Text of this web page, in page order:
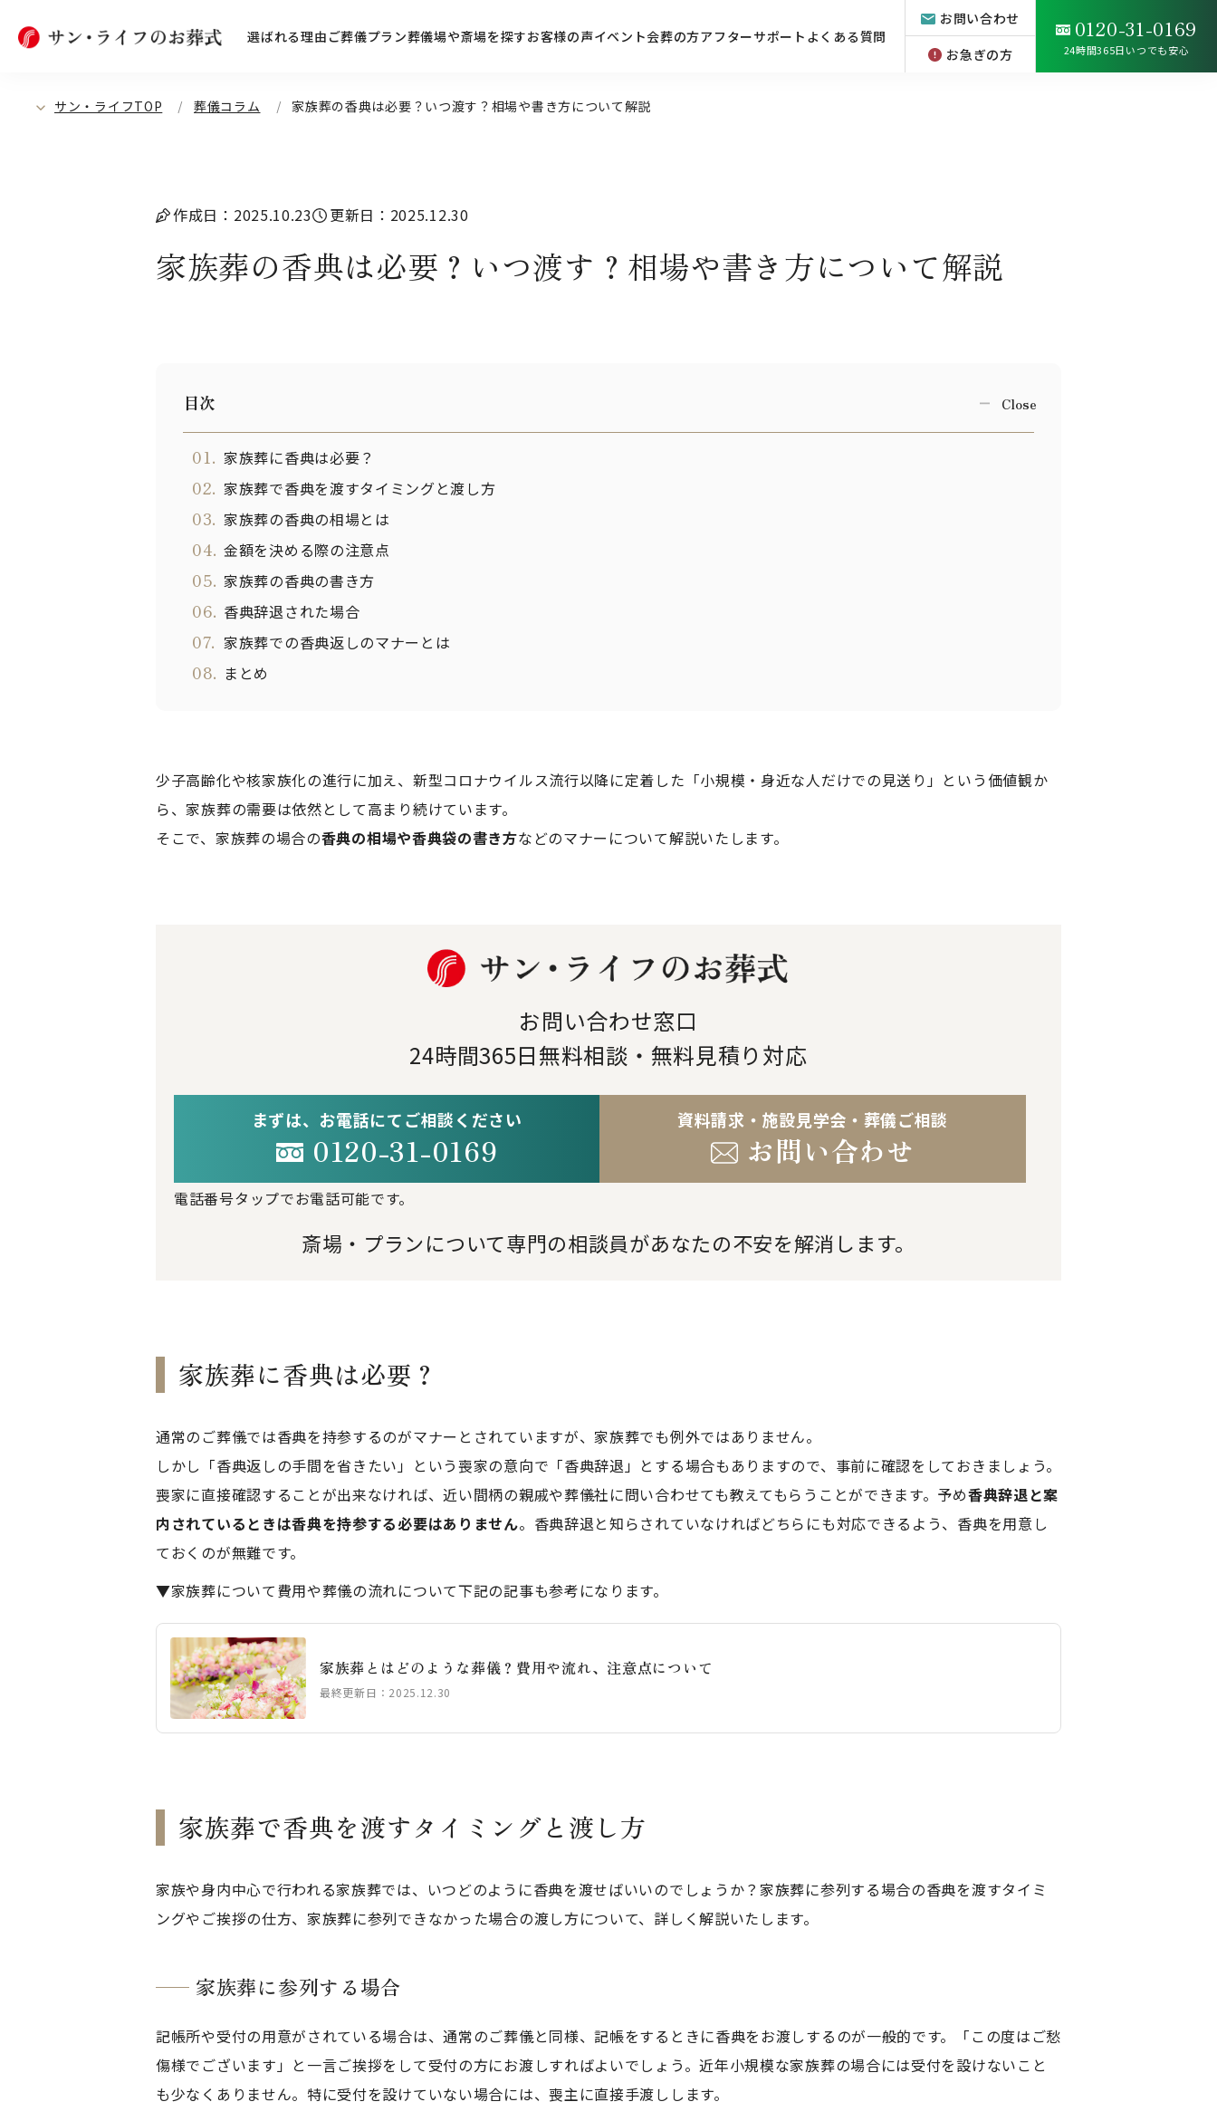
選ばれる理由 ご葬儀プラン葬儀場や斎場を探すお客様の声イベント会葬の方アフターサポート よくある質問
お問い合わせ
お急ぎの方
0120-31-0169
24時間365日いつでも安心
サン・ライフTOP 葬儀コラム 家族葬の香典は必要？いつ渡す？相場や書き方について解説
作成日：2025.10.23 更新日：2025.12.30
家族葬の香典は必要？いつ渡す？相場や書き方について解説
目次
01. 家族葬に香典は必要？
02. 家族葬で香典を渡すタイミングと渡し方
03. 家族葬の香典の相場とは
04. 金額を決める際の注意点
05. 家族葬の香典の書き方
06. 香典辞退された場合
07. 家族葬での香典返しのマナーとは
08. まとめ
少子高齢化や核家族化の進行に加え、新型コロナウイルス流行以降に定着した「小規模・身近な人だけでの見送り」という価値観か
ら、家族葬の需要は依然として高まり続けています。
そこで、家族葬の場合の香典の相場や香典袋の書き方などのマナーについて解説いたします。
お問い合わせ窓口
24時間365日無料相談・無料見積り対応
まずは、お電話にてご相談ください
0120-31-0169
電話番号タップでお電話可能です。
資料請求・施設見学会・葬儀ご相談
お問い合わせ
斎場・プランについて専門の相談員があなたの不安を解消します。
家族葬に香典は必要？
通常のご葬儀では香典を持参するのがマナーとされていますが、家族葬でも例外ではありません。
しかし「香典返しの手間を省きたい」という喪家の意向で「香典辞退」とする場合もありますので、事前に確認をしておきましょう。
喪家に直接確認することが出来なければ、近い間柄の親戚や葬儀社に問い合わせても教えてもらうことができます。予め香典辞退と案
内されているときは香典を持参する必要はありません。香典辞退と知らされていなければどちらにも対応できるよう、香典を用意し
ておくのが無難です。
▼家族葬について費用や葬儀の流れについて下記の記事も参考になります。
家族葬とはどのような葬儀？費用や流れ、注意点について
最終更新日：2025.12.30
家族葬で香典を渡すタイミングと渡し方
家族や身内中心で行われる家族葬では、いつどのように香典を渡せばいいのでしょうか？家族葬に参列する場合の香典を渡すタイミ
ングやご挨拶の仕方、家族葬に参列できなかった場合の渡し方について、詳しく解説いたします。
家族葬に参列する場合
記帳所や受付の用意がされている場合は、通常のご葬儀と同様、記帳をするときに香典をお渡しするのが一般的です。「この度はご愁
傷様でございます」と一言ご挨拶をして受付の方にお渡しすればよいでしょう。近年小規模な家族葬の場合には受付を設けないこと
も少なくありません。特に受付を設けていない場合には、喪主に直接手渡しします。